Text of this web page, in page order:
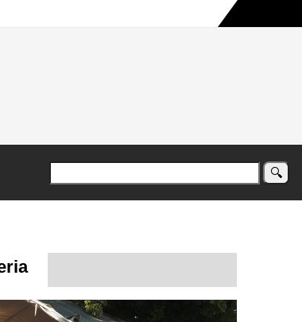
humanitária já registrada no país